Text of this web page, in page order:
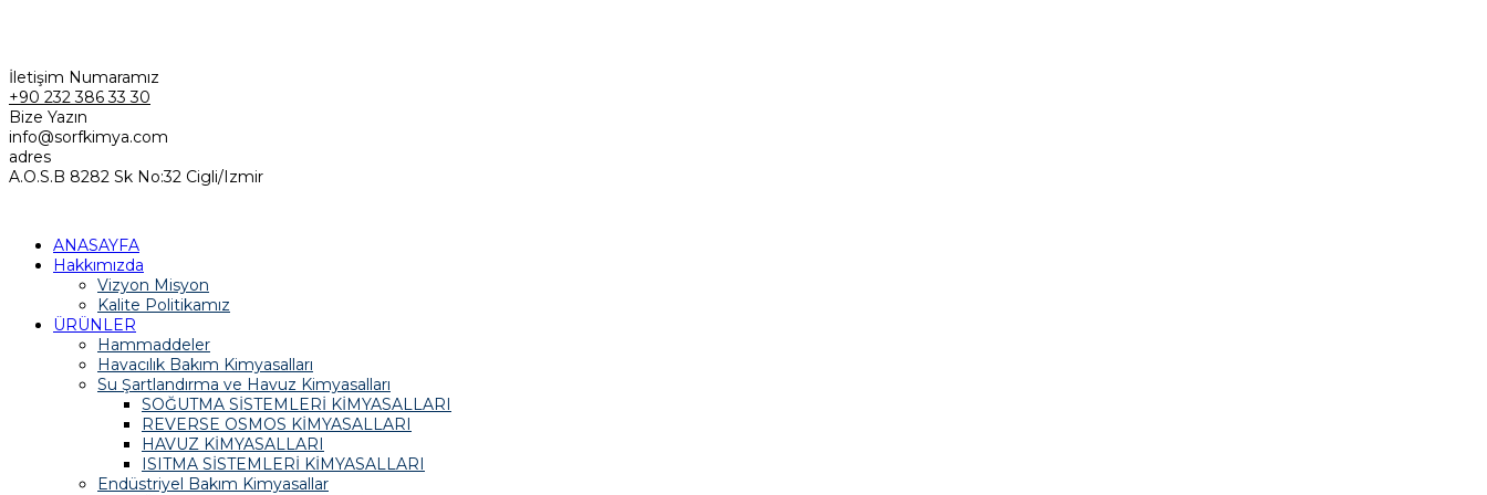
İletişim Numaramız
+90 232 386 33 30
Bize Yazın
info@sorfkimya.com
adres
A.O.S.B 8282 Sk No:32 Cigli/Izmir
ANASAYFA
Hakkımızda
Vizyon Misyon
Kalite Politikamız
ÜRÜNLER
Hammaddeler
Havacılık Bakım Kimyasalları
Su Şartlandırma ve Havuz Kimyasalları
SOĞUTMA SİSTEMLERİ KİMYASALLARI
REVERSE OSMOS KİMYASALLARI
HAVUZ KİMYASALLARI
ISITMA SİSTEMLERİ KİMYASALLARI
Endüstriyel Bakım Kimyasallar